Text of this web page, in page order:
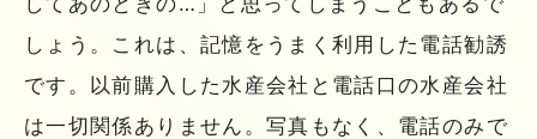
しょう。これは、記憶をうまく利用した電話勧誘
です。以前購入した水産会社と電話口の水産会社
は一切関係ありません。写真もなく、電話のみで